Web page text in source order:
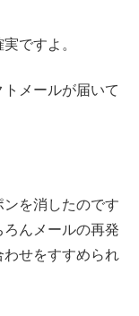
ですよ。
メールが届いて
を消したのです
んメールの再発
せをすすめられ